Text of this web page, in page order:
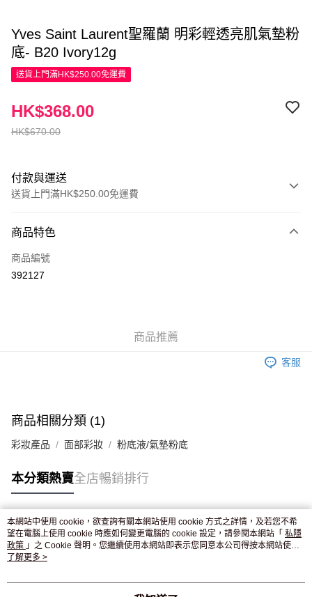
Yves Saint Laurent聖羅蘭 明彩輕透亮肌氣墊粉
底- B20 Ivory12g
送貨上門滿HK$250.00免運費
HK$670.00
HK$368.00
付款與運送
送貨上門滿HK$250.00免運費
信用卡
Apple Pay
付款後門市自取，訂單確認後2-4個工作天到店，7天內取。逾期後
商品特色
商品編號
392127
商品推薦
客服
商品相關分類 (1)
彩妝產品 面部彩妝 粉底液/氣墊粉底
本分類熱賣全店暢銷排行
熱門標籤
熱銷排行
本網站中使用 cookie，欲查詢有關本網站使用 cookie 方式之詳情，及若您不希
望在電腦上使用 cookie 時應如何變更電腦的 cookie 設定，請參閱本網站「 私隱
政策 」之 Cookie 聲明。您繼續使用本網站即表示您同意本公司得按本網站使用
條款之 Cookie 聲明使用 cookie。
了解更多 >